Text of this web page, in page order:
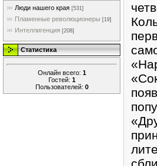
Люди нашего края [531]
Пламенные революционеры [19]
Интеллигенция [208]
Статистика
Онлайн всего: 1
Гостей: 1
Пользователей: 0